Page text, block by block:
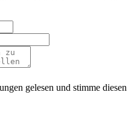
gelesen und stimme diesen